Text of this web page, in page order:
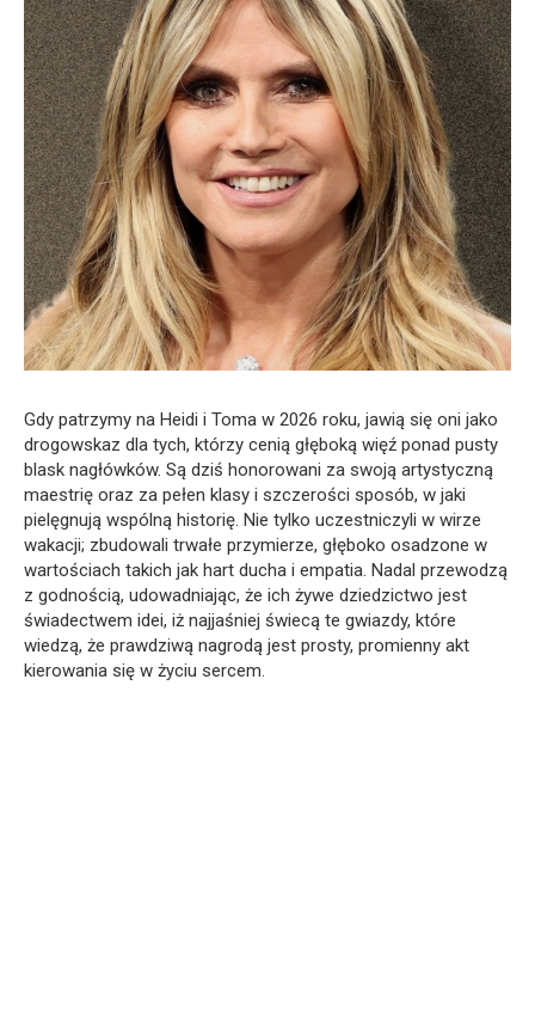
Gdy patrzymy na Heidi i Toma w 2026 roku, jawią się oni jako
drogowskaz dla tych, którzy cenią głęboką więź ponad pusty
blask nagłówków. Są dziś honorowani za swoją artystyczną
maestrię oraz za pełen klasy i szczerości sposób, w jaki
pielęgnują wspólną historię. Nie tylko uczestniczyli w wirze
wakacji; zbudowali trwałe przymierze, głęboko osadzone w
wartościach takich jak hart ducha i empatia. Nadal przewodzą
z godnością, udowadniając, że ich żywe dziedzictwo jest
świadectwem idei, iż najjaśniej świecą te gwiazdy, które
wiedzą, że prawdziwą nagrodą jest prosty, promienny akt
kierowania się w życiu sercem.